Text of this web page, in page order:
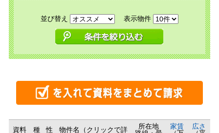
並び替え 表示物件
資料
種
性
物件名（クリックで詳
所在地
家賃
広さ